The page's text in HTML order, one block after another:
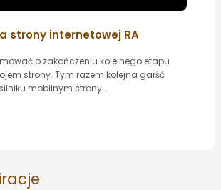
strony internetowej RA
o zakończeniu kolejnego etapu
strony. Tym razem kolejna garść
mobilnym strony...